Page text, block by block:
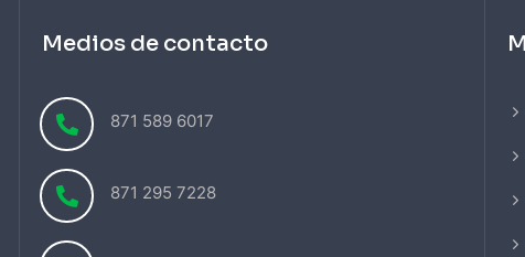
Medios de contacto
871 589 6017
871 295 7228